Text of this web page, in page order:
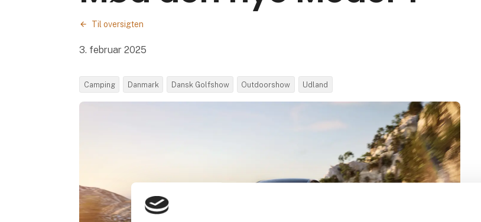
Til oversigten
3. februar 2025
Camping Danmark Dansk Golfshow Outdoorshow Udland